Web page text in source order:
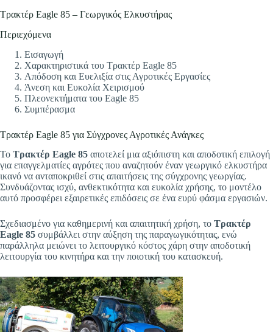
Τρακτέρ Eagle 85 – Γεωργικός Ελκυστήρας
Περιεχόμενα
Εισαγωγή
Χαρακτηριστικά του Τρακτέρ Eagle 85
Απόδοση και Ευελιξία στις Αγροτικές Εργασίες
Άνεση και Ευκολία Χειρισμού
Πλεονεκτήματα του Eagle 85
Συμπέρασμα
Τρακτέρ Eagle 85 για Σύγχρονες Αγροτικές Ανάγκες
Το Τρακτέρ Eagle 85 αποτελεί μια αξιόπιστη και αποδοτική επιλογή
για επαγγελματίες αγρότες που αναζητούν έναν γεωργικό ελκυστήρα
ικανό να ανταποκριθεί στις απαιτήσεις της σύγχρονης γεωργίας.
Συνδυάζοντας ισχύ, ανθεκτικότητα και ευκολία χρήσης, το μοντέλο
αυτό προσφέρει εξαιρετικές επιδόσεις σε ένα ευρύ φάσμα εργασιών.
Σχεδιασμένο για καθημερινή και απαιτητική χρήση, το Τρακτέρ
Eagle 85 συμβάλλει στην αύξηση της παραγωγικότητας, ενώ
παράλληλα μειώνει το λειτουργικό κόστος χάρη στην αποδοτική
λειτουργία του κινητήρα και την ποιοτική του κατασκευή.